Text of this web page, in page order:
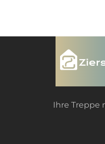
Ihre Treppe